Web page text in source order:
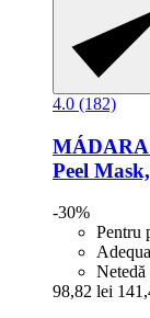
4.0 (182)
MÁDARA
Peel
-30%
Pentru
98,82 lei